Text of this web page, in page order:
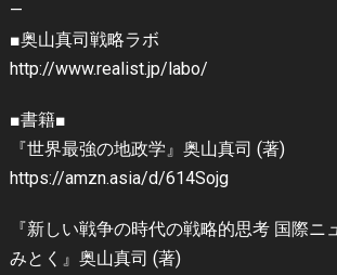
—
■奥山真司戦略ラボ
http://www.realist.jp/labo/
■書籍■
『世界最強の地政学』奥山真司 (著)
https://amzn.asia/d/614Sojg
『新しい戦争の時代の戦略的思考 国際ニ
みとく』奥山真司 (著)